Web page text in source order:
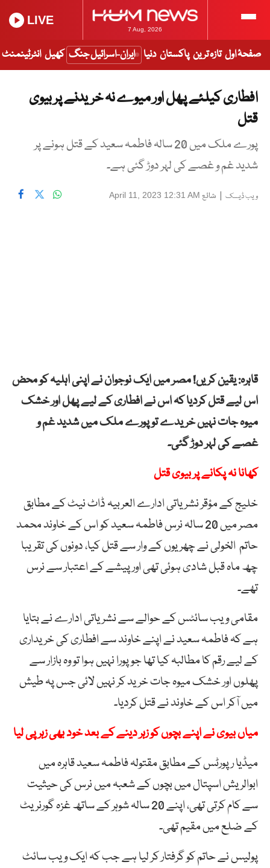
7 Aug, 2026
LIVE
صفحۂ اول تازہ ترین پاکستان دنیا ایران-اسرائیل جنگ کھیل انٹرٹینمنٹ
افطاری کیلئے پھل اور میوے نہ خریدنے پر بیوی
قتل
پورے ملک میں 20 سالہ فاطمہ سعید کے قتل ہونے پر
شدید غم و غصے کی لہر دوڑ گئی ہے۔
ویب ڈیسک | شائع April 11, 2023 12:31 AM
قاہرہ: یقین کریں! مصر میں ایک نوجوان نے اپنی اہلیہ کو محض
اس لیے قتل کردیا کہ اس نے افطاری کے لیے پھل اور خشک
میوہ جات نہیں خریدے تو پورے ملک میں شدید غم و
غصے کی لہر دوڑ گئی۔
کھانا نہ پکانے پر بیوی قتل
خلیج کے مؤقر نشریاتی ادارے العربیہ ڈاٹ نیٹ کے مطابق
مصر میں 20 سالہ نرس فاطمہ سعید کو اس کے خاوند محمد
حاتم الخولی نے چھریوں کے وار سے قتل کیا، دونوں کی تقریبا
چھ ماہ قبل شادی ہوئی تھی اور پیشے کے اعتبار سے نرس
تھے۔
مقامی ویب سائٹس کے حوالے سے نشریاتی ادارے نے بتایا
ہے کہ فاطمہ سعید نے اپنے خاوند سے افطاری کی خریداری
کے لیے رقم کا مطالبہ کیا تھا جو پورا نہیں ہوا تو وہ بازار سے
پھلوں اور خشک میوہ جات خرید کر نہیں لائی جس پہ طیش
میں آکر اس کے خاوند نے قتل کردیا۔
میاں بیوی نے اپنے بچوں کو زہر دینے کے بعد خود بھی زہر پی لیا
میڈیا رپورٹس کے مطابق مقتولہ فاطمہ سعید قاہرہ میں
ابوالریش اسپتال میں بچوں کے شعبہ میں نرس کی حیثیت
سے کام کرتی تھی، اپنے 20 سالہ شوہر کے ساتھ غزہ گورنریٹ
کے ضلع میں مقیم تھی۔
پولیس نے حاتم کو گرفتار کر لیا ہے جب کہ ایک ویب سائٹ